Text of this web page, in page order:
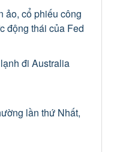
ảo, cổ phiếu công
động thái của Fed
đi Australia
lần thứ Nhất,